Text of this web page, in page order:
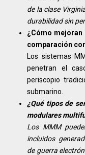
de la clase
durabilidad sin
¿Cómo
comparación
Los sistemas
penetran el
periscopio
submarino.
¿Qué tipos de
modulares
Los MMM
incluidos
de guerra